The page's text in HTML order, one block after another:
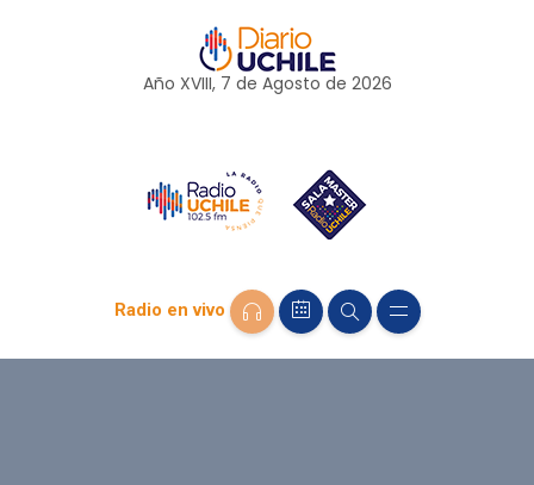
Año XVIII, 7 de Agosto de 2026
Radio en vivo